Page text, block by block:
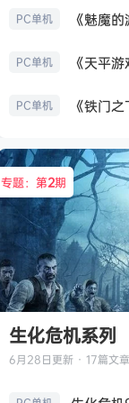
PC单机 《魅魔
PC单机
PC单机 《铁门
专题：第2期
生化危机系列
6月28日更新 · 17篇文章